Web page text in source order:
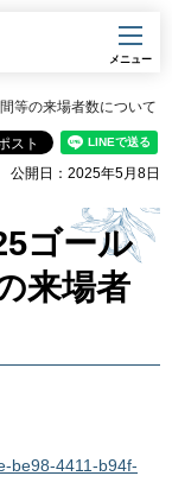
メニュー
等の来場者数について
公開日：2025年5月8日
ゴール
来場者
be98-4411-b94f-